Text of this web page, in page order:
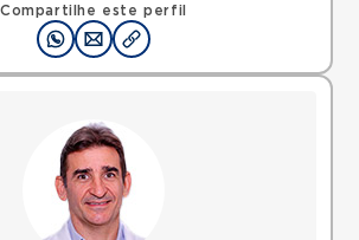
Compartilhe este perfil